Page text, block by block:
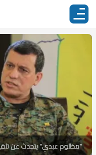
"مظلوم عبدي" يتحدث عن